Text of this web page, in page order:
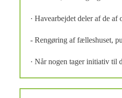
· Havearbejdet deler af de
- Rengøring af fælleshuset,
· Når nogen tager initiativ til